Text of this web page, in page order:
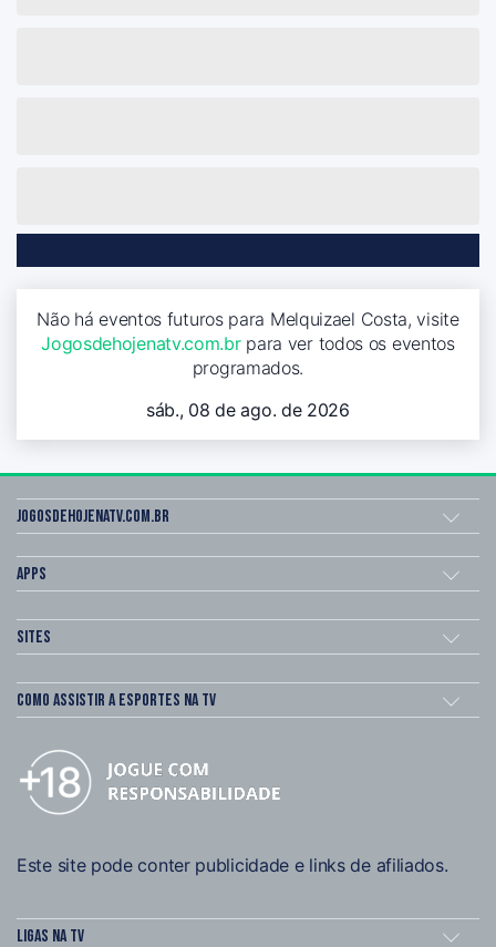
Não há eventos futuros para Melquizael Costa, visite
Jogosdehojenatv.com.brpara ver todos os eventos
programados.
sáb., 08 de ago. de 2026
Jogosdehojenatv.com.br
Apps
Sites
Como assistir a esportes na TV
Este site pode conter publicidade e links de afiliados.
Ligas na TV